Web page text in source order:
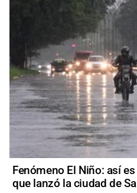
Fenómeno El Niño: así
que lanzó la ciudad de